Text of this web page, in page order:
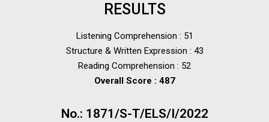
RESULTS
Listening Comprehension : 51
Structure & Written Expression : 43
Reading Comprehension : 52
Overall Score : 487
No.: 1871/S-T/ELS/I/2022